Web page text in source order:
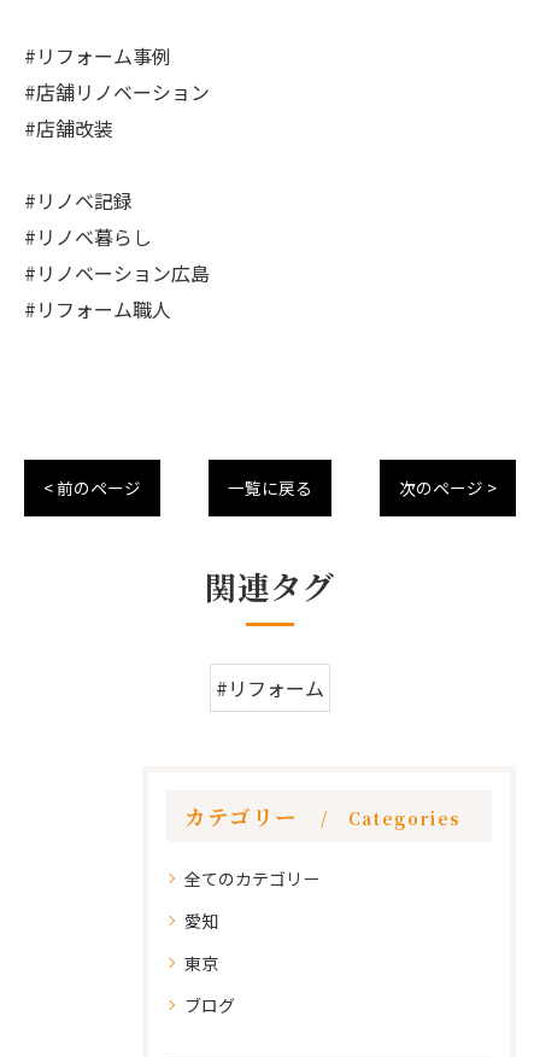
#リフォーム事例
#店舗リノベーション
#店舗改装
#リノベ記録
#リノベ暮らし
#リノベーション広島
#リフォーム職人
< 前のページ 一覧に戻る 次のページ >
関連タグ
#リフォーム
カテゴリー Categories
全てのカテゴリー
愛知
東京
ブログ